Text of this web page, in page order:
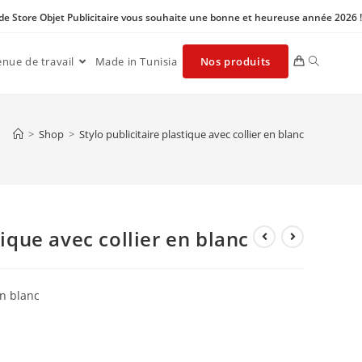
Store Objet Publicitaire vous souhaite une bonne et heureuse année 2026 !
de travail Made in Tunisia Nos produits
> Shop > Stylo publicitaire plastique avec collier en blanc
avec collier en blanc
blanc